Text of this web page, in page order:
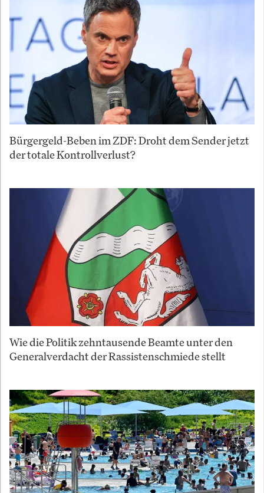
Bürgergeld-Beben im ZDF: Droht dem Sender jetzt
der totale Kontrollverlust?
Wie die Politik zehntausende Beamte unter den
Generalverdacht der Rassistenschmiede stellt